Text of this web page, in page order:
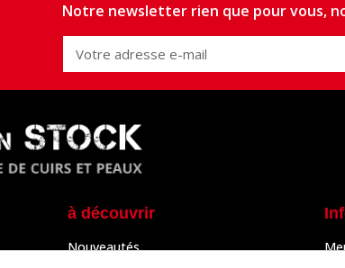
Notre newsletter rien que pour vous,
à découvrir
Nouveautés